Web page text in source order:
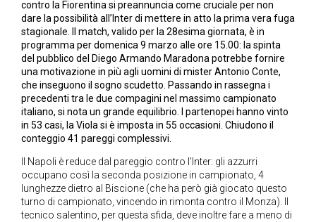
contro la Fiorentina si preannuncia come cruciale per non
dare la possibilità all’Inter di mettere in atto la prima vera fuga
stagionale. Il match, valido per la 28esima giornata, è in
programma per domenica 9 marzo alle ore 15.00: la spinta
del pubblico del Diego Armando Maradona potrebbe fornire
una motivazione in più agli uomini di mister Antonio Conte,
che inseguono il sogno scudetto. Passando in rassegna i
precedenti tra le due compagini nel massimo campionato
italiano, si nota un grande equilibrio. I partenopei hanno vinto
in 53 casi, la Viola si è imposta in 55 occasioni. Chiudono il
conteggio 41 pareggi complessivi.
Il Napoli è reduce dal pareggio contro l’Inter: gli azzurri
occupano così la seconda posizione in campionato, 4
lunghezze dietro al Biscione (che ha però già giocato questo
turno di campionato, vincendo in rimonta contro il Monza). Il
tecnico salentino, per questa sfida, deve inoltre fare a meno di